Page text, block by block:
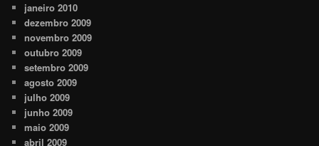
janeiro 2010
dezembro 2009
novembro 2009
outubro 2009
setembro 2009
agosto 2009
julho 2009
junho 2009
maio 2009
abril 2009